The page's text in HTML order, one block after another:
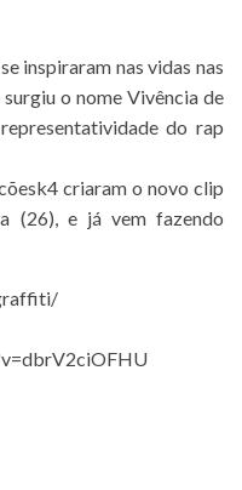
inspiraram nas vidas nas
o nome Vivência de
do rap
criaram o novo clip
(26), e já vem fazendo